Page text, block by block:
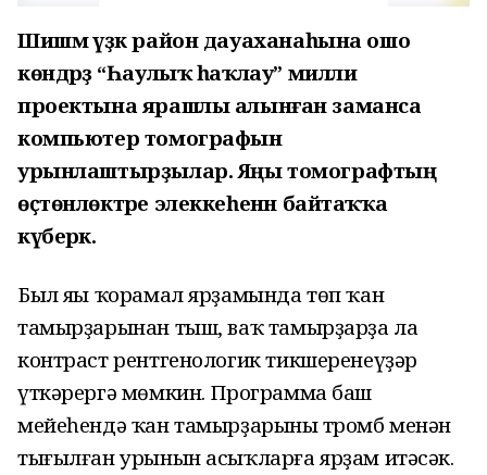
Шишмә үҙәк район дауаханаһына ошо
көндәрҙә “Һаулыҡ һаҡлау” милли
проектына ярашлы алынған заманса
компьютер томографын
урынлаштырҙылар. Яңы томографтың
өҫтөнлөктәре элеккеһенән байтаҡҡа
күберәк.
Был яңы ҡорамал ярҙамында төп ҡан
тамырҙарынан тыш, ваҡ тамырҙарҙа ла
контраст рентгенологик тикшеренеүҙәр
үткәрергә мөмкин. Программа баш
мейеһендә ҡан тамырҙарының тромб менән
тығылған урынын асыҡларға ярҙам итәсәк.